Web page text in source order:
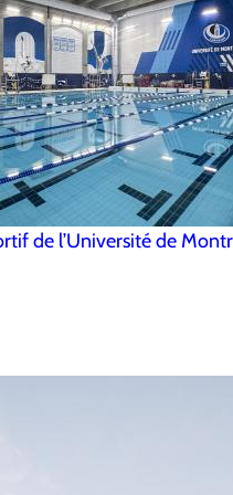
de l’Université de